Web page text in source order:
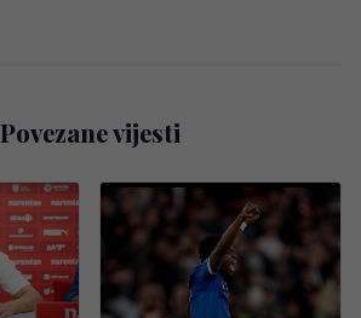
Povezane vijesti